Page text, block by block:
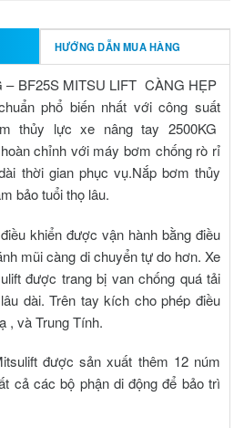
HƯỚNG DẪN MUA HÀNG
– BF25S MITSU LIFT CÀNG HẸP
phổ biến nhất với công suất
thủy lực xe nâng tay 2500KG
chỉnh với máy bơm chống rò rỉ
thời gian phục vụ.Nắp bơm thủy
bảo tuổi thọ lâu.
khiển được vận hành bằng điều
mũi càng di chuyển tự do hơn. Xe
được trang bị van chống quá tải
dài. Trên tay kích cho phép điều
, và Trung Tính.
được sản xuất thêm 12 núm
cả các bộ phận di động để bảo trì